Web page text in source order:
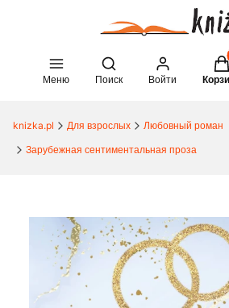
Меню
Open search engine
Поиск Войти
knizka.pl Для взрослых
Любовный роман
Зарубежная сентиментальная проза